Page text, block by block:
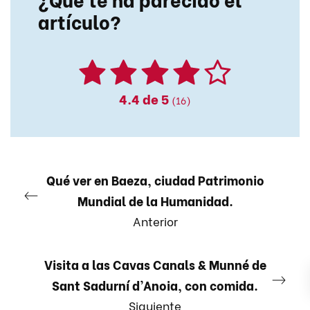
artículo?
4.4de 5 (16)
Qué ver en Baeza, ciudad Patrimonio
Mundial de la Humanidad.
Anterior
Visita a las Cavas Canals & Munné de
Sant Sadurní d’Anoia, con comida.
Siguiente